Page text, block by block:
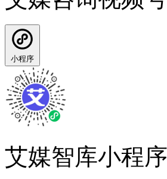
小程序
艾媒智库小程序